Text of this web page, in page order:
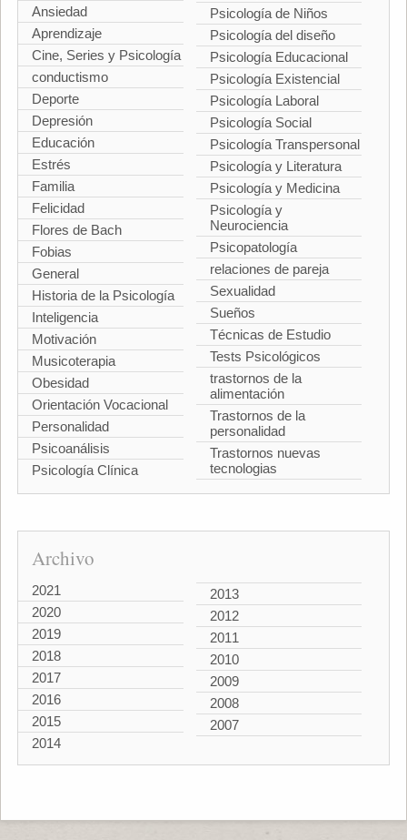
Ansiedad
Aprendizaje
Cine, Series y Psicología
conductismo
Deporte
Depresión
Educación
Estrés
Familia
Felicidad
Flores de Bach
Fobias
General
Historia de la Psicología
Inteligencia
Motivación
Musicoterapia
Obesidad
Orientación Vocacional
Personalidad
Psicoanálisis
Psicología Clínica
Psicología de Niños
Psicología del diseño
Psicología Educacional
Psicología Existencial
Psicología Laboral
Psicología Social
Psicología Transpersonal
Psicología y Literatura
Psicología y Medicina
Psicología y
Neurociencia
Psicopatología
relaciones de pareja
Sexualidad
Sueños
Técnicas de Estudio
Tests Psicológicos
trastornos de la
alimentación
Trastornos de la
personalidad
Trastornos nuevas
tecnologias
Archivo
2021
2020
2019
2018
2017
2016
2015
2014
2013
2012
2011
2010
2009
2008
2007